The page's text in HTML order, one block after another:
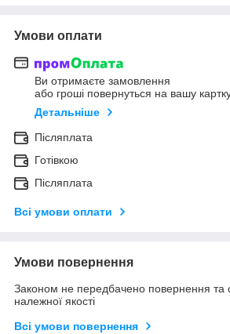
Умови оплати
Ви отримаєте замовлення
або гроші повернуться на вашу
Детальніше
Післяплата
Готівкою
Післяплата
Всі умови оплати
Умови повернення
Законом не передбачено повернення та
належної якості
Всі умови повернення